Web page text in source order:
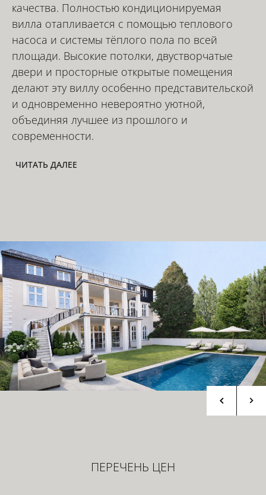
качества. Полностью кондиционируемая
вилла отапливается с помощью теплового
насоса и системы тёплого пола по всей
площади. Высокие потолки, двустворчатые
двери и просторные открытые помещения
делают эту виллу особенно представительской
и одновременно невероятно уютной,
объединяя лучшее из прошлого и
современности.
ЧИТАТЬ ДАЛЕЕ
ПЕРЕЧЕНЬ ЦЕН